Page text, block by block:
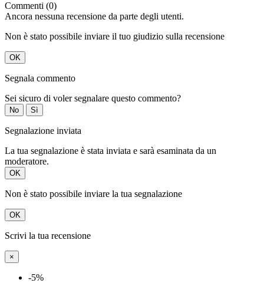
Commenti (0)
Ancora nessuna recensione da parte degli utenti.
Non è stato possibile inviare il tuo giudizio sulla recensione
OK
Segnala commento
Sei sicuro di voler segnalare questo commento?
No Sì
Segnalazione inviata
La tua segnalazione è stata inviata e sarà esaminata da un
moderatore.
OK
Non è stato possibile inviare la tua segnalazione
OK
Scrivi la tua recensione
×
-5%